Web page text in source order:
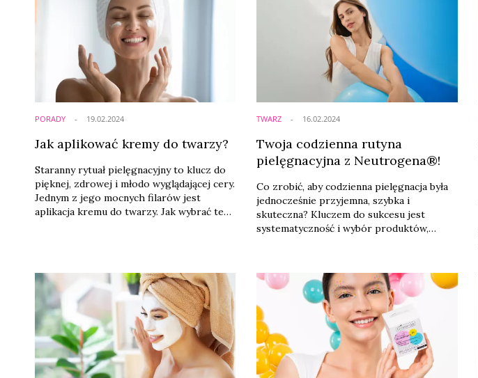
PORADY
Jak aplikować kremy do twarzy?
Staranny rytuał pielęgnacyjny to klucz do
pięknej, zdrowej i młodo wyglądającej cery.
Jednym z jego mocnych filarów jest
aplikacja kremu do twarzy. Jak wybrać ten
19.02.2024 TWARZ
Twoja codzienna rutyna
pielęgnacyjna z Neutrogena®!
Co zrobić, aby codzienna pielęgnacja była
jednocześnie przyjemna, szybka i
skuteczna? Kluczem do sukcesu jest
systematyczność i wybór produktów,
rutyny pielęgnacyjnej pomogą kosmetyki
Neutrogena®, których formuły
odpowiadają na konkretne potrzeby skóry.
16.02.2024